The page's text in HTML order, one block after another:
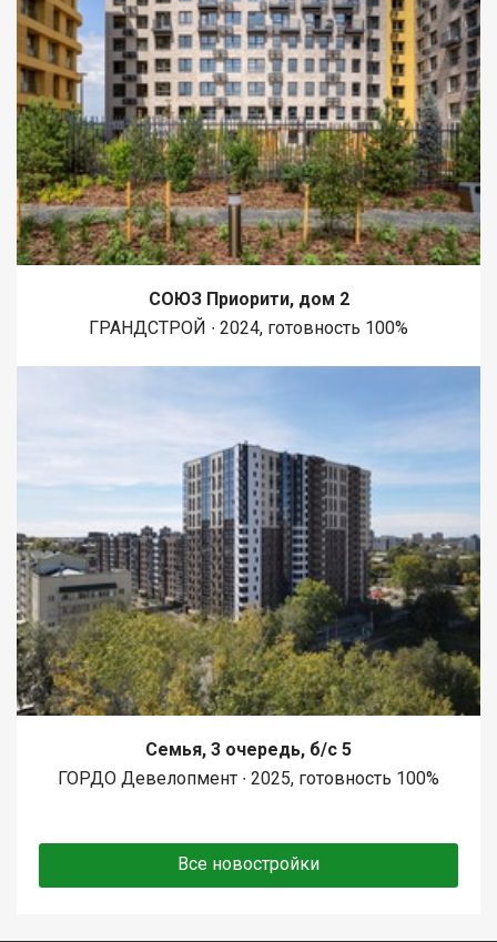
СОЮЗ Приорити, дом 2
ГРАНДСТРОЙ ∙ 2024, готовность 100%
Семья, 3 очередь, б/с 5
ГОРДО Девелопмент ∙ 2025, готовность 100%
Все новостройки